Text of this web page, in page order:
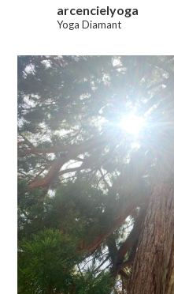
arcencielyoga
Yoga Diamant